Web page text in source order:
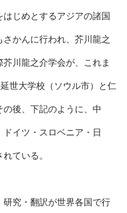
じめとするアジアの諸国
かんに行われ、芥川龍之
川龍之介学会が、これま
世大学校（ソウル市）と仁
後、下記のように、中
イツ・スロベニア・日
ている。
究・翻訳が世界各国で行